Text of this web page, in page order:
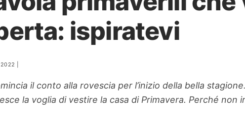
for:
ispiratevi
2022
il conto alla rovescia per l’inizio della bella
la voglia di vestire la casa di Primavera. Perché non